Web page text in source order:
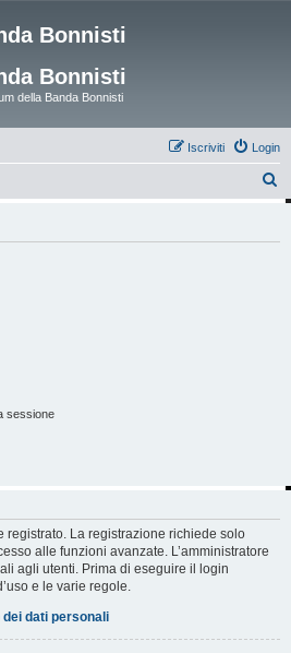
Bonnisti
Bonnisti
della Banda Bonnisti
Login
Iscriviti
sessione
registrato. La registrazione richiede solo
alle funzioni avanzate. L’amministratore
agli utenti. Prima di eseguire il login
e le varie regole.
dati personali